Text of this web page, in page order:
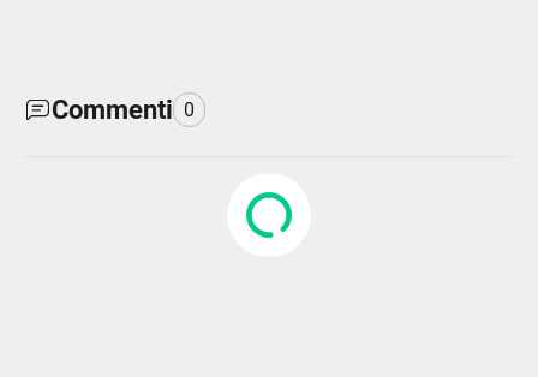
Commenti 0